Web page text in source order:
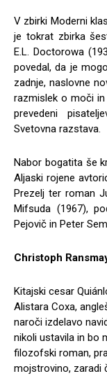
V zbirki Moderni
je tokrat zbirka
E.L. Doctorowa
povedal, da je
zadnje, naslovne
razmislek o moči
prevedeni
Svetovna razstava.
Nabor bogatita še
Aljaski rojene
Prezelj ter roman
Mifsuda (1967),
Pejovič in Peter
Christoph
Kitajski cesar
Alistara Coxa,
naroči izdelavo
nikoli ustavila in bo
filozofski roman,
mojstrovino, zaradi